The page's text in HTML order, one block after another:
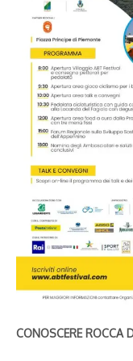
CONOSCERE ROCCA